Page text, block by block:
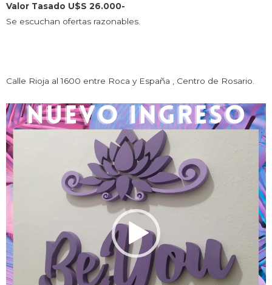
Valor Tasado U$S 26.000-
Se escuchan ofertas razonables.
Calle Rioja al 1600 entre Roca y España , Centro de Rosario.
Reproductor
de
vídeo